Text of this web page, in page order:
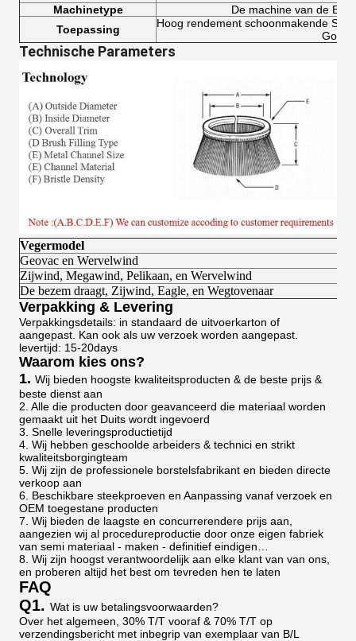
Machinetype
De machine van de
Toepassing
Hoog rendement schoonmakende
Goot
Technische Parameters
Vegermodel
Geovac en Wervelwind
Zijwind, Megawind, Pelikaan, en Wervelwind
De bezem draagt, Zijwind, Eagle, en Wegtovenaar
Verpakking & Levering
Verpakkingsdetails: in standaard de uitvoerkarton of
aangepast Kan ook als uw verzoek worden aangepast.
levertijd: 15-20days
Waarom kies ons?
1. Wij bieden hoogste kwaliteitsproducten & de beste prijs &
beste dienst aan
2. Alle die producten door geavanceerd die materiaal worden
gemaakt uit het Duits wordt ingevoerd
3. Snelle leveringsproductietijd
4. Wij hebben geschoolde arbeiders & technici en strikt
kwaliteitsborgingteam
5. Wij zijn de professionele borstelsfabrikant en bieden directe
verkoop aan
6. Beschikbare steekproeven en Aanpassing vanaf verzoek en
OEM toegestane producten
7. Wij bieden de laagste en concurrerendere prijs aan,
aangezien wij al procedureproductie door onze eigen fabriek
van semi materiaal - maken - definitief eindigen…
8. Wij zijn hoogst verantwoordelijk aan elke klant van van ons,
en proberen altijd het best om tevreden hen te laten
FAQ
Q1. Wat is uw betalingsvoorwaarden?
Over het algemeen, 30% T/T vooraf & 70% T/T op
verzendingsbericht met inbegrip van exemplaar van B/L